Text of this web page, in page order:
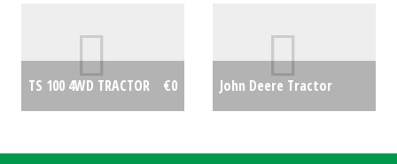
TS 100 4WD TRACTOR €0
John Deere Tractor